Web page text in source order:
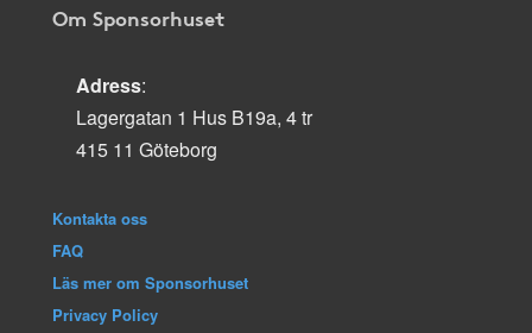
Om Sponsorhuset
Adress:
Lagergatan 1 Hus B19a, 4 tr
415 11 Göteborg
Kontakta oss
FAQ
Läs mer om Sponsorhuset
Privacy Policy